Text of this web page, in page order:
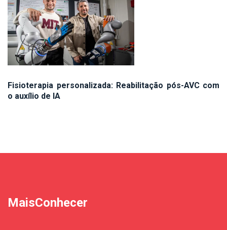
Fisioterapia personalizada: Reabilitação pós-AVC com
o auxílio de IA
MaisConhecer